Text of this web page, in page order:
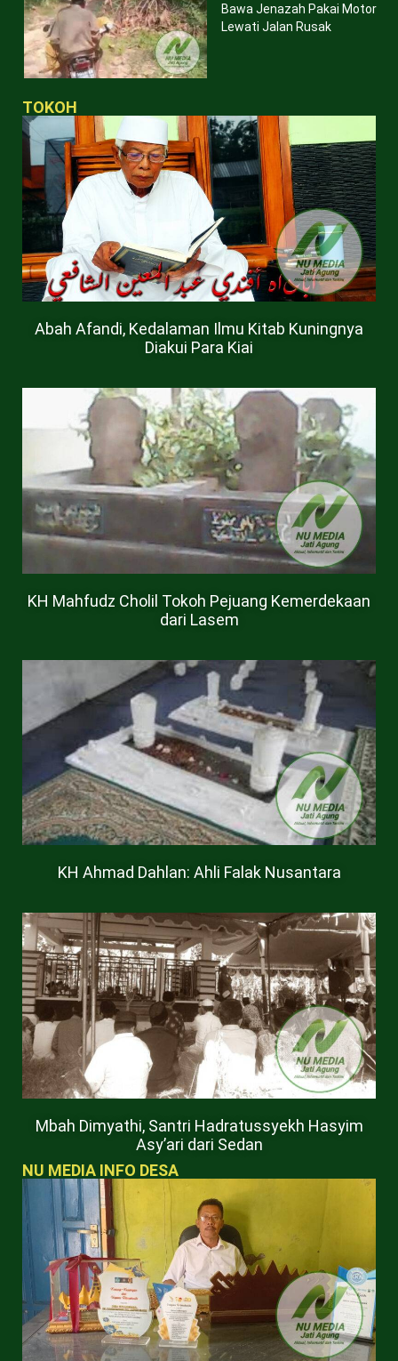
Bawa Jenazah Pakai Motor
Lewati Jalan Rusak
TOKOH
Abah Afandi, Kedalaman Ilmu Kitab Kuningnya
Diakui Para Kiai
KH Mahfudz Cholil Tokoh Pejuang Kemerdekaan
dari Lasem
KH Ahmad Dahlan: Ahli Falak Nusantara
Mbah Dimyathi, Santri Hadratussyekh Hasyim
Asy’ari dari Sedan
NU MEDIA INFO DESA